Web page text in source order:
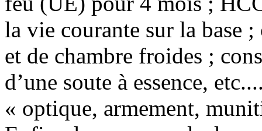
la vie courante sur la base
et de chambre froides ;
d’une soute à essence,
« optique, armement,